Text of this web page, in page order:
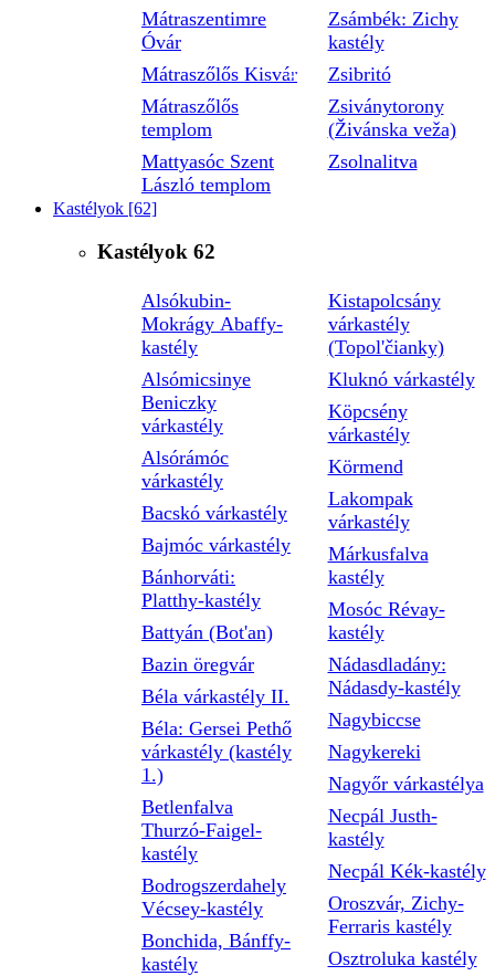
Mátraszentimre
Óvár
Mátraszőlős Kisvár
Mátraszőlős
templom
Mattyasóc Szent
László templom
Zsámbék: Zichy
kastély
Zsibritó
Zsiványtorony
(Živánska veža)
Zsolnalitva
Kastélyok [62]
Kastélyok 62
Alsókubin-
Mokrágy Abaffy-
kastély
Alsómicsinye
Beniczky
várkastély
Alsórámóc
várkastély
Bacskó várkastély
Bajmóc várkastély
Bánhorváti:
Platthy-kastély
Battyán (Bot'an)
Bazin öregvár
Béla várkastély II.
Béla: Gersei Pethő
várkastély (kastély
1.)
Betlenfalva
Thurzó-Faigel-
kastély
Bodrogszerdahely
Vécsey-kastély
Bonchida, Bánffy-
kastély
Kistapolcsány
várkastély
(Topol'čianky)
Kluknó várkastély
Köpcsény
várkastély
Körmend
Lakompak
várkastély
Márkusfalva
kastély
Mosóc Révay-
kastély
Nádasdladány:
Nádasdy-kastély
Nagybiccse
Nagykereki
Nagyőr várkastélya
Necpál Justh-
kastély
Necpál Kék-kastély
Oroszvár, Zichy-
Ferraris kastély
Osztroluka kastély